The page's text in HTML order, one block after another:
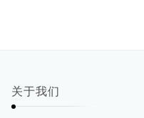
关于我们